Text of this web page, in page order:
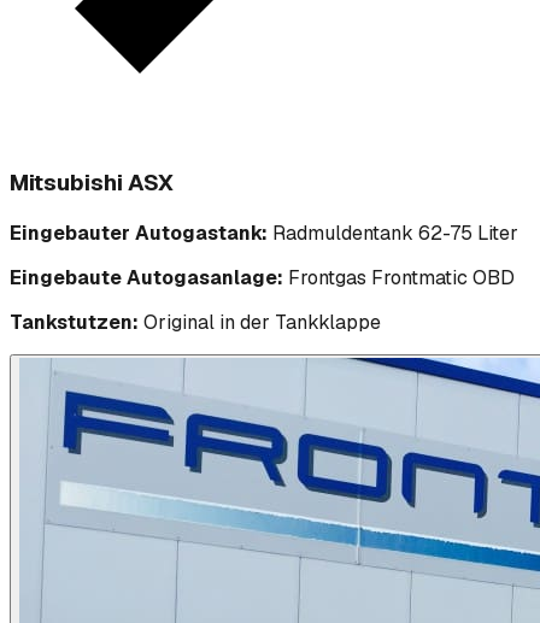
Mitsubishi ASX
Eingebauter Autogastank: Radmuldentank 62-75 Liter
Eingebaute Autogasanlage: Frontgas Frontmatic OBD
Tankstutzen: Original in der Tankklappe